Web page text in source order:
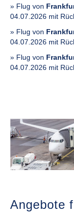
» Flug von
04.07.2026 mit
» Flug von
04.07.2026 mit
» Flug von
04.07.2026 mit
Angebote